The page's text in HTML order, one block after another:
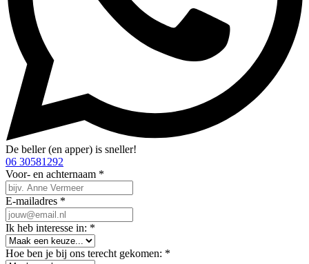
De beller (en apper) is sneller!
06 30581292
Voor- en achternaam *
E-mailadres *
Ik heb interesse in: *
Hoe ben je bij ons terecht gekomen: *